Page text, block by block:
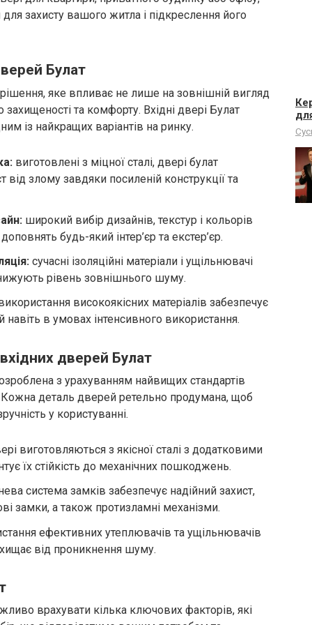
захисту вашого житла і підкреслення його
Булат
яке впливає не лише на зовнішній вигляд
та комфорту. Вхідні двері Булат
із найкращих варіантів на ринку.
виготовлені з міцної сталі, двері булат
від злому завдяки посиленій конструкції та
широкий вибір дизайнів, текстур і кольорів
будь-який інтер’єр та екстер’єр.
сучасні ізоляційні матеріали і ущільнювачі
рівень зовнішнього шуму.
високоякісних матеріалів забезпечує
в умовах інтенсивного використання.
дверей Булат
з урахуванням найвищих стандартів
Кожна деталь дверей ретельно продумана, щоб
у користуванні.
виготовляються з якісної сталі з додатковими
їх стійкість до механічних пошкоджень.
система замків забезпечує надійний захист,
замки, а також протизламні механізми.
ефективних утеплювачів та ущільнювачів
від проникнення шуму.
врахувати кілька ключових факторів, які